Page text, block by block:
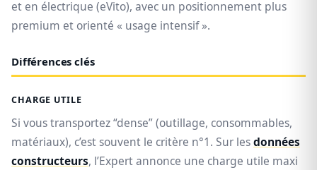
et en électrique (eVito), avec un positionnement plus
premium et orienté « usage intensif ».
Différences clés
CHARGE UTILE
Si vous transportez “dense” (outillage, consommables,
matériaux), c’est souvent le critère n°1. Sur lesdonnées
constructeurs, l’Expert annonce une charge utile maxi